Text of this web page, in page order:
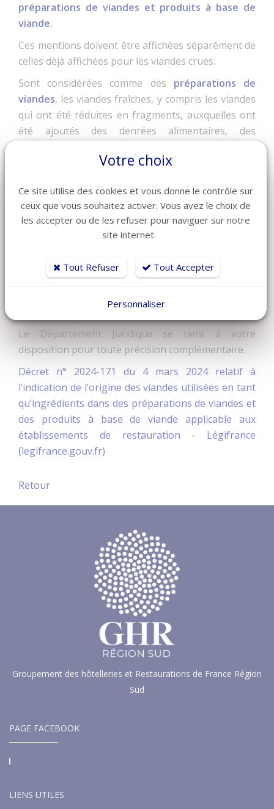
préparations de viandes et produits à base de
viande.
Ces mentions doivent être affichées séparément de
celles déjà affichées pour les viandes crues.
Sont considérées comme des préparations de
viandes, les viandes fraîches, y compris les viandes
qui ont été réduites en fragments, auxquelles ont
été ajoutés des denrées alimentaires, des
transformation insuffisante pour modifier à cœur
disparaître les caractéristiques de la viande fraîche
(1.15 de l’annexe I du règlement CE n°853/2004).
Sont considérés comme des
transformation de viandes ou de la transformation
de produits ainsi transformés, de sorte que la
disparition des caractéristiques de viande fraîche.
Le Département Juridique se tient à votre
disposition pour toute précision complémentaire.
Décret n° 2024-171 du 4 mars 2024 relatif à
l’indication de l’origine des viandes utilisées en tant
qu’ingrédients dans des préparations de viandes et
des produits à base de viande applicable aux
établissements de restauration - Légifrance
(legifrance.gouv.fr)
Retour
Groupement des hôtelleries et Restaurations de France Région
Sud
PAGE FACEBOOK
LIENS UTILES
Votre choix
Ce site utilise des cookies et vous donne le contrôle sur
ceux que vous souhaitez activer. Vous avez le choix de
les accepter ou de les refuser pour naviguer sur notre
site internet.
Tout Refuser Tout Accepter
Personnaliser